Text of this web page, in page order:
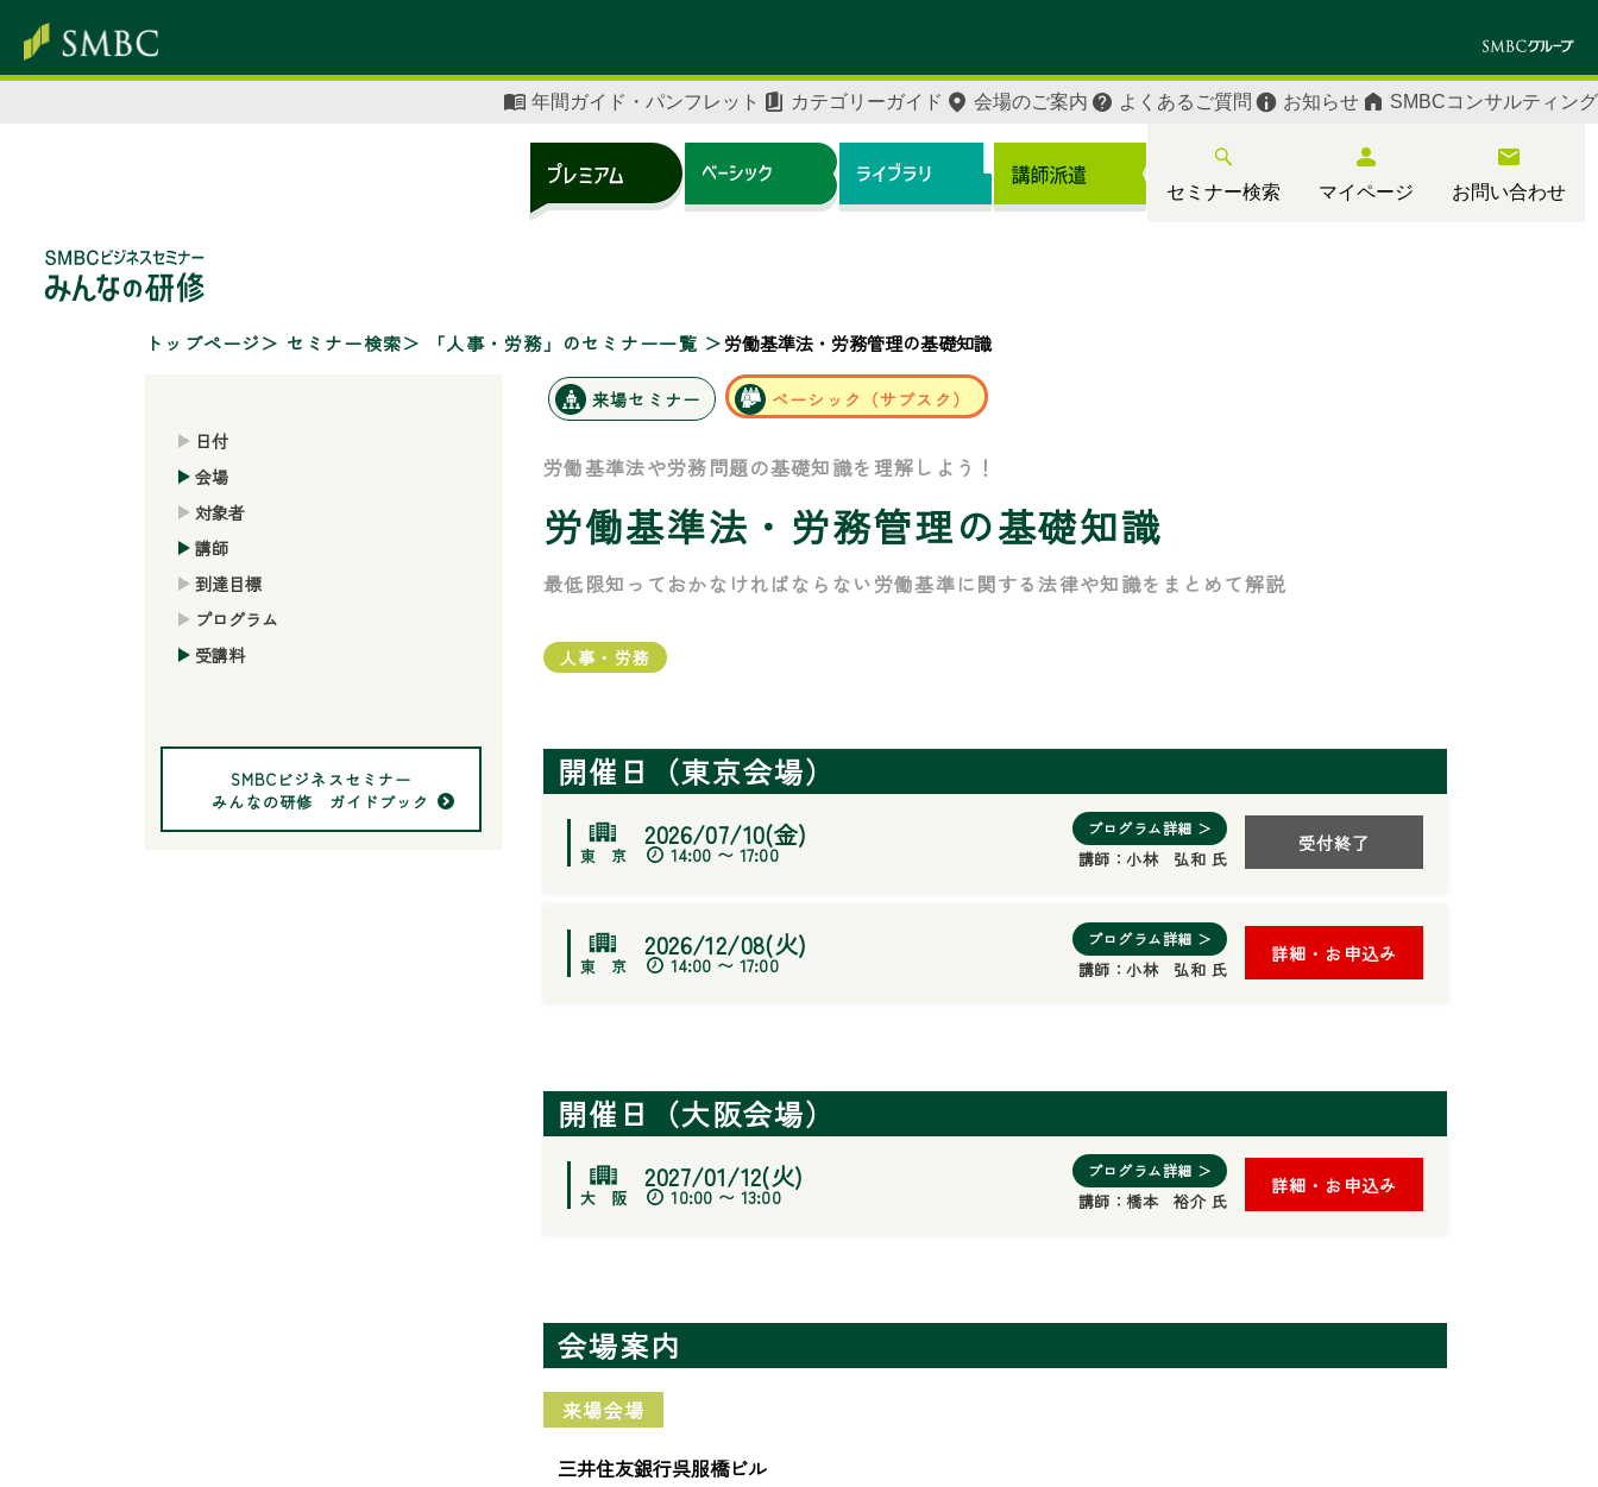
セミナー検索 マイページ お問い合わせ
年間ガイド・パンフレット カテゴリーガイド 会場のご案内 よくあるご質問 お知らせ SMBCコンサルティング
トップページ セミナー検索 「人事・労務」のセミナー一覧 労働基準法・労務管理の基礎知識
日付
会場
対象者
講師
到達目標
プログラム
受講料
SMBCビジネスセミナー
みんなの研修 ガイドブック
来場セミナー ベーシック（サブスク）
労働基準法や労務問題の基礎知識を理解しよう！
労働基準法・労務管理の基礎知識
最低限知っておかなければならない労働基準に関する法律や知識をまとめて解説
人事・労務
開催日（東京会場）
2026/07/10(金)
14:00 〜 17:00
プログラム詳細 ＞
講師：小林 弘和 氏
受付終了
2026/12/08(火)
14:00 〜 17:00
プログラム詳細 ＞
講師：小林 弘和 氏
詳細・お申込み
開催日（大阪会場）
2027/01/12(火)
10:00 〜 13:00
プログラム詳細 ＞
講師：橋本 裕介 氏
詳細・お申込み
会場案内
来場会場
三井住友銀行呉服橋ビル